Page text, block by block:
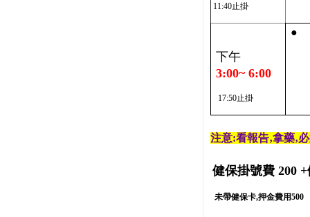
11:40止掛
下午
3:00~ 6:00
17:50止掛
●
注意:看報告‚拿藥‚
健保掛號費 200 +
未帶健保卡,押金費用500